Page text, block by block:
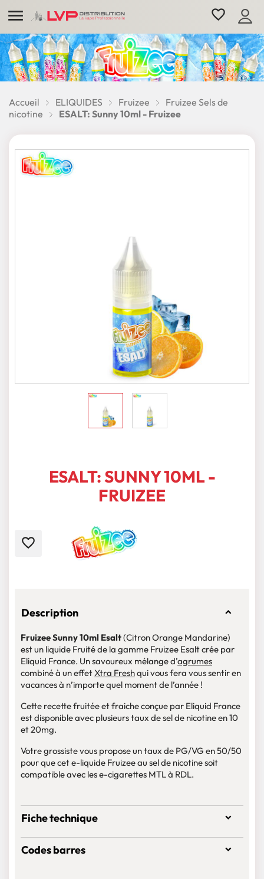
 favorite_border
Accueil ELIQUIDES Fruizee
Fruizee Sels de
nicotine
ESALT: Sunny 10ml - Fruizee
ESALT: SUNNY 10ML -
FRUIZEE
favorite_border
Description
Fruizee Sunny 10ml Esalt(Citron Orange Mandarine)
est un liquide Fruité de la gamme Fruizee Esalt crée par
Eliquid France. Un savoureux mélange d’agrumes
combiné à un effetXtra Freshqui vous fera vous sentir en
vacances à n’importe quel moment de l’année !
Cette recette fruitée et fraiche conçue par Eliquid France
est disponible avec plusieurs taux de sel de nicotine en 10
et 20mg.
Votre grossiste vous propose un taux de PG/VG en 50/50
pour que cet e-liquide Fruizee au sel de nicotine soit
compatible avec les e-cigarettes MTL à RDL.
Fiche technique
Codes barres